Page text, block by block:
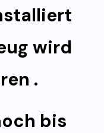
wird
.
bis